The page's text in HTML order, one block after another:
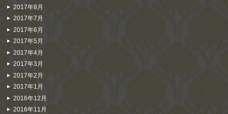
2017年8月
2017年7月
2017年6月
2017年5月
2017年4月
2017年3月
2017年2月
2017年1月
2016年12月
2016年11月